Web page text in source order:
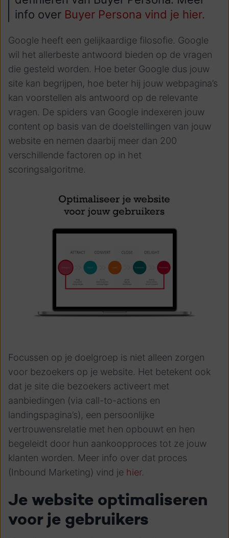
info over Buyer Persona vind je hier.
Google heeft een gelijkaardige filosofie. Google
wil het allerbeste antwoord bieden op de vragen
die gesteld worden. Hoe beter Google dus jouw
site kan begrijpen, hoe beter hij jouw webpagina’s
kan voorstellen als antwoord op de relevante
vragen. De spiders van Google indexeren jouw
content op basis van de doelstellingen van jouw
website en nemen daarbij meer dan 200
verschillende factoren op in het
scoringsalgoritme.
Focussen op je doelgroep is niet alleen zorgen
voor bezoekers op je website. Het betekent ook
dat je site die bezoekers activeert met
aanbiedingen (via call-to-actions en
landingspagina’s), een persoonlijke
vertrouwensrelatie met hen opbouwt en hen
begeleidt door hun aankoopproces tot ze jouw
klanten worden. Meer info over dat proces
(Inbound Marketing) vind je hier.
Je website optimaliseren
voor je gebruikers